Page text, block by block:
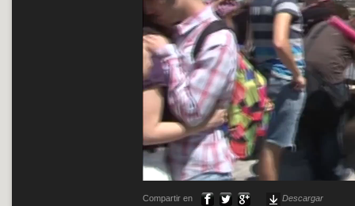
Compartir en Descargar